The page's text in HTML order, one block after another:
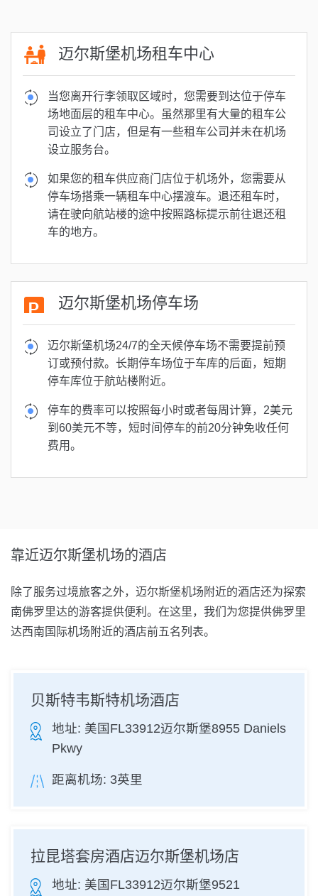
迈尔斯堡机场租车中心
当您离开行李领取区域时，您需要到达位于停车
场地面层的租车中心。虽然那里有大量的租车公
司设立了门店，但是有一些租车公司并未在机场
设立服务台。
如果您的租车供应商门店位于机场外，您需要从
停车场搭乘一辆租车中心摆渡车。退还租车时，
请在驶向航站楼的途中按照路标提示前往退还租
车的地方。
迈尔斯堡机场停车场
迈尔斯堡机场24/7的全天候停车场不需要提前预
订或预付款。长期停车场位于车库的后面，短期
停车库位于航站楼附近。
停车的费率可以按照每小时或者每周计算，2美元
到60美元不等，短时间停车的前20分钟免收任何
费用。
靠近迈尔斯堡机场的酒店
除了服务过境旅客之外，迈尔斯堡机场附近的酒店还为探索
南佛罗里达的游客提供便利。在这里，我们为您提供佛罗里
达西南国际机场附近的酒店前五名列表。
贝斯特韦斯特机场酒店
地址: 美国FL33912迈尔斯堡8955 Daniels
Pkwy
距离机场: 3英里
拉昆塔套房酒店迈尔斯堡机场店
地址: 美国FL33912迈尔斯堡9521